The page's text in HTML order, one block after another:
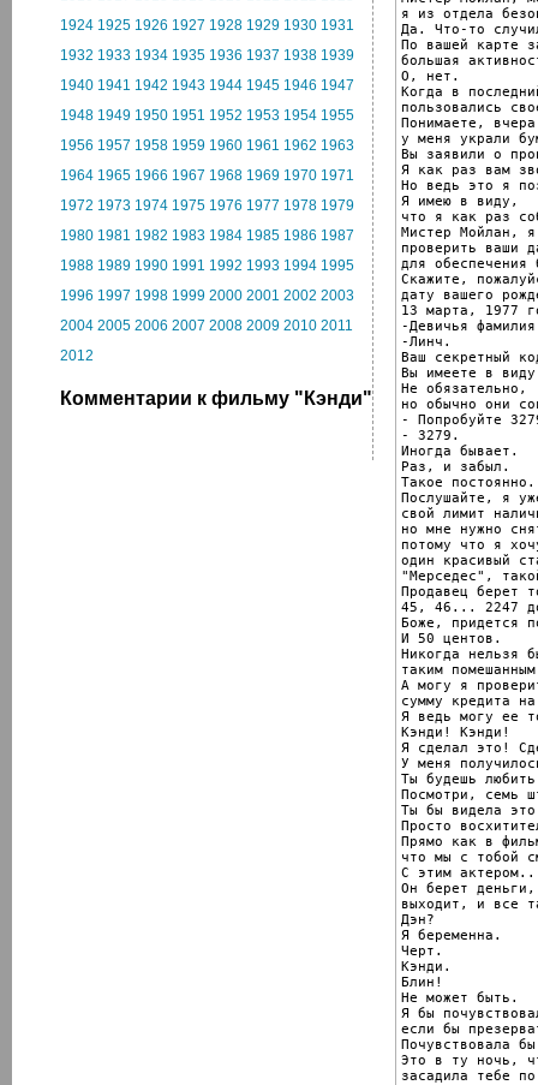
1924 1925 1926 1927 1928 1929 1930 1931
1932 1933 1934 1935 1936 1937 1938 1939
1940 1941 1942 1943 1944 1945 1946 1947
1948 1949 1950 1951 1952 1953 1954 1955
1956 1957 1958 1959 1960 1961 1962 1963
1964 1965 1966 1967 1968 1969 1970 1971
1972 1973 1974 1975 1976 1977 1978 1979
1980 1981 1982 1983 1984 1985 1986 1987
1988 1989 1990 1991 1992 1993 1994 1995
1996 1997 1998 1999 2000 2001 2002 2003
2004 2005 2006 2007 2008 2009 2010 2011
2012
Комментарии к фильму "Кэнди"
я из отдела
Да. Что-то
По вашей карте
большая
О, нет.
Когда в
пользовались
Понимаете,
у меня украли
Вы заявили о
Я как раз вам
Но ведь это я
Я имею в виду,
что я как раз
Мистер Мойлан,
проверить ваши
для обеспечения
Скажите,
дату вашего
13 марта, 1977
-Девичья
-Линч.
Ваш секретный
Вы имеете в
Не обязательно,
но обычно они
- Попробуйте
- 3279.
Иногда бывает.
Раз, и забыл.
Такое постоянно.
Послушайте, я
свой лимит
но мне нужно
потому что я
один красивый
"Мерседес",
Продавец берет
45, 46... 2247
Боже, придется
И 50 центов.
Никогда нельзя
таким
А могу я
сумму кредита
Я ведь могу ее
Кэнди! Кэнди!
Я сделал это!
У меня
Ты будешь
Посмотри, семь
Ты бы видела
Просто
Прямо как в
что мы с тобой
С этим
Он берет
выходит, и все
Дэн?
Я беременна.
Черт.
Кэнди.
Блин!
Не может быть.
Я бы
если бы
Почувствовала
Это в ту ночь,
засадила тебе